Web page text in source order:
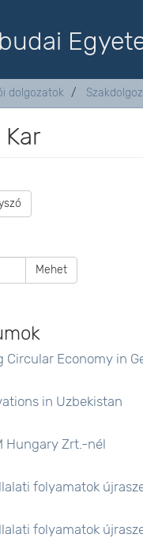
dolgozatok
Mehet
Economy in
in Uzbekistan
Hungary Zrt.-nél
folyamatok
folyamatok